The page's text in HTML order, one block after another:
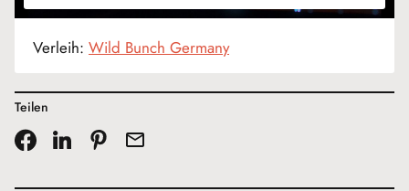
Verleih: Wild Bunch Germany
Teilen